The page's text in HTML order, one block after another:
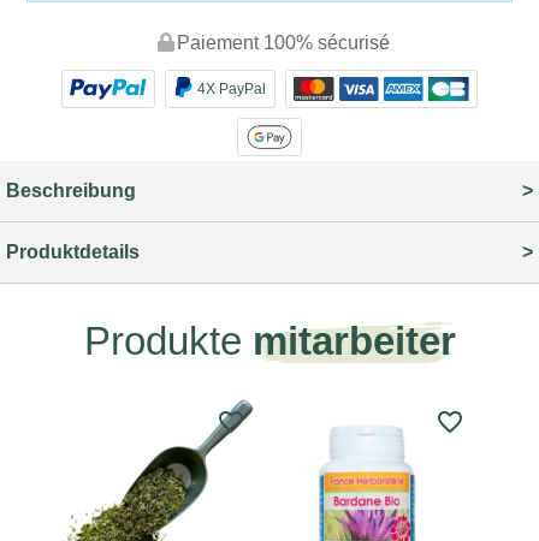
Paiement 100% sécurisé
4X PayPal
Beschreibung
Produktdetails
Produkte mitarbeiter
favorite_border favorite_border